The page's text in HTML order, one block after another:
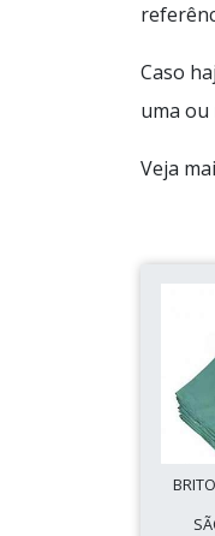
Caso
uma ou
Veja